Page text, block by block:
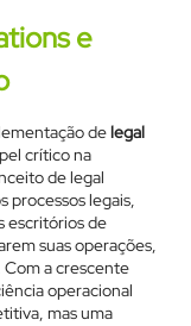
e
delegal
crítico na
de legal
processos legais,
escritórios de
suas operações,
a crescente
operacional
mas uma